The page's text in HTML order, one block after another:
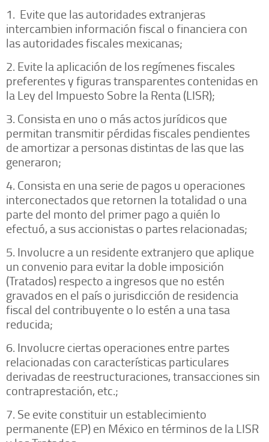
1. Evite que las autoridades extranjeras
intercambien información fiscal o financiera con
las autoridades fiscales mexicanas;
2. Evite la aplicación de los regímenes fiscales
preferentes y figuras transparentes contenidas en
la Ley del Impuesto Sobre la Renta (LISR);
3. Consista en uno o más actos jurídicos que
permitan transmitir pérdidas fiscales pendientes
de amortizar a personas distintas de las que las
generaron;
4. Consista en una serie de pagos u operaciones
interconectados que retornen la totalidad o una
parte del monto del primer pago a quién lo
efectuó, a sus accionistas o partes relacionadas;
5. Involucre a un residente extranjero que aplique
un convenio para evitar la doble imposición
(Tratados) respecto a ingresos que no estén
gravados en el país o jurisdicción de residencia
fiscal del contribuyente o lo estén a una tasa
reducida;
6. Involucre ciertas operaciones entre partes
relacionadas con características particulares
derivadas de reestructuraciones, transacciones sin
contraprestación, etc.;
7. Se evite constituir un establecimiento
permanente (EP) en México en términos de la LISR